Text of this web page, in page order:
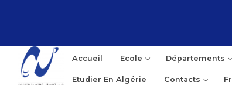
Accueil Ecole Départements
Etudier En Algérie Contacts Fr